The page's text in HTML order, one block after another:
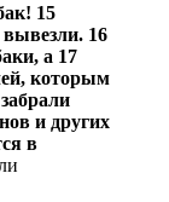
15
вывезли. 16
а 17
которым
и других
в